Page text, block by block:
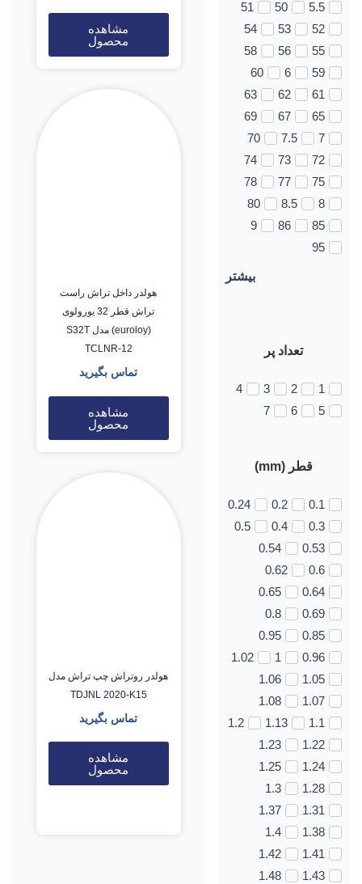
5.5
50
51
52
53
54
55
56
58
59
6
60
61
62
63
65
67
69
7
7.5
70
72
73
74
75
77
78
8
8.5
80
85
86
9
95
بیشتر
تعداد پر
1
2
3
4
5
6
7
قطر (mm)
0.1
0.2
0.24
0.3
0.4
0.5
0.53
0.54
0.6
0.62
0.64
0.65
0.69
0.8
0.85
0.95
0.96
1
1.02
1.05
1.06
1.07
1.08
1.1
1.13
1.2
1.22
1.23
1.24
1.25
1.28
1.3
1.31
1.37
1.38
1.4
1.41
1.42
1.43
1.48
مشاهده
محصول
هولدر داخل تراش راست
تراش قطر 32 یورولوی
(euroloy) مدل S32T
TCLNR-12
تماس بگیرید
مشاهده
محصول
هولدر روتراش چپ تراش مدل
TDJNL 2020-K15
تماس بگیرید
مشاهده
محصول